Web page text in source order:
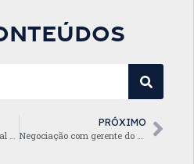
Juros abusivos no capital de giro: como identificar
PRÓXIMO
Negociação com gerente do banco resolve dívida?